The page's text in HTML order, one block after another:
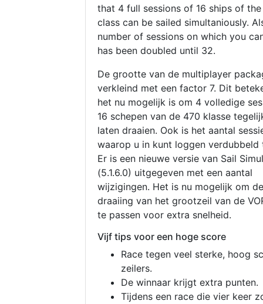
that 4 full sessions of 16 ships of
class can be sailed simultaniously.
number of sessions on which you
has been doubled until 32.
De grootte van de multiplayer
verkleind met een factor 7. Dit
het nu mogelijk is om 4 volledige
16 schepen van de 470 klasse
laten draaien. Ook is het aantal
waarop u in kunt loggen verdubbeld
Er is een nieuwe versie van Sail
(5.1.6.0) uitgegeven met een aantal
wijzigingen. Het is nu mogelijk om de
draaiing van het grootzeil van de
te passen voor extra snelheid.
Vijf tips voor een hoge score
Race tegen veel sterke, hoog
zeilers.
De winnaar krijgt extra punten.
Tijdens een race die vier keer